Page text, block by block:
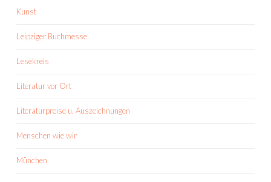
Kunst
Leipziger Buchmesse
Lesekreis
Literatur vor Ort
Literaturpreise u. Auszeichnungen
Menschen wie wir
München